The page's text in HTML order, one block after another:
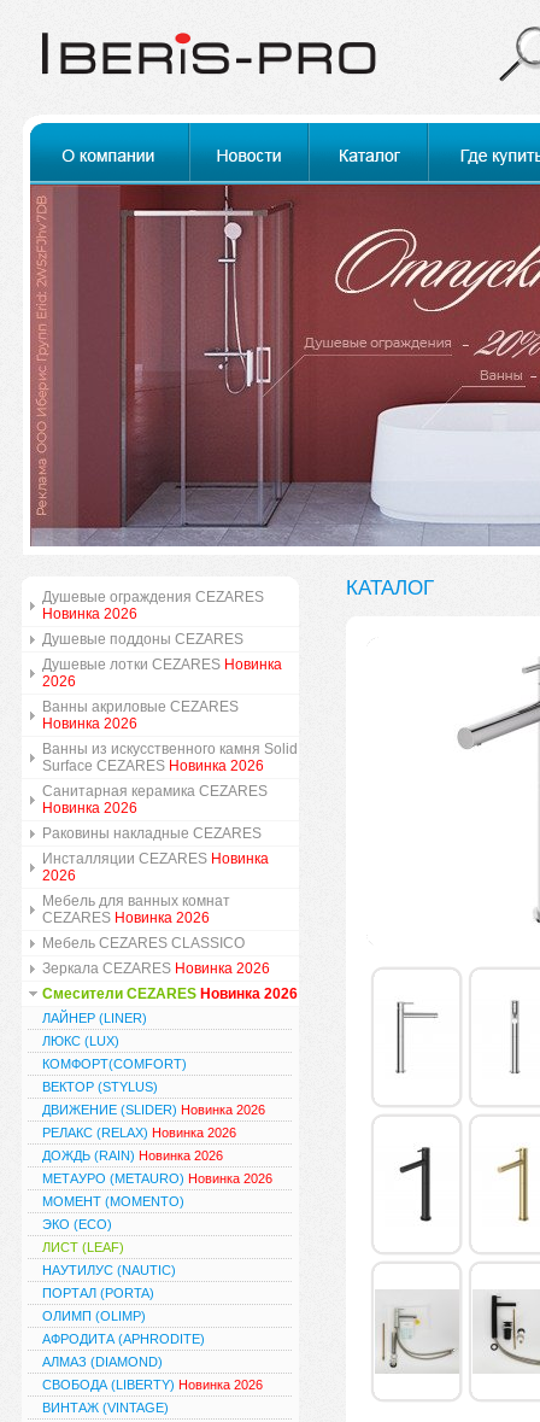
Душевые ограждения CEZARES
Новинка 2026
Душевые поддоны CEZARES
Душевые лотки CEZARES Новинка
2026
Ванны акриловые CEZARES
Новинка 2026
Ванны из искусственного камня Solid
Surface CEZARES Новинка 2026
Санитарная керамика CEZARES
Новинка 2026
Раковины накладные CEZARES
Инсталляции CEZARES Новинка
2026
Мебель для ванных комнат
CEZARES Новинка 2026
Мебель CEZARES CLASSICO
Зеркала CEZARES Новинка 2026
Смесители CEZARES Новинка 2026
ЛАЙНЕР (LINER)
ЛЮКС (LUX)
КОМФОРТ(COMFORT)
ВЕКТОР (STYLUS)
ДВИЖЕНИЕ (SLIDER) Новинка 2026
РЕЛАКС (RELAX) Новинка 2026
ДОЖДЬ (RAIN) Новинка 2026
МЕТАУРО (METAURO) Новинка 2026
МОМЕНТ (MOMENTO)
ЭКО (ECO)
ЛИСТ (LEAF)
НАУТИЛУС (NAUTIC)
ПОРТАЛ (PORTA)
ОЛИМП (OLIMP)
АФРОДИТА (APHRODITE)
АЛМАЗ (DIAMOND)
СВОБОДА (LIBERTY) Новинка 2026
ВИНТАЖ (VINTAGE)
КАТАЛОГ